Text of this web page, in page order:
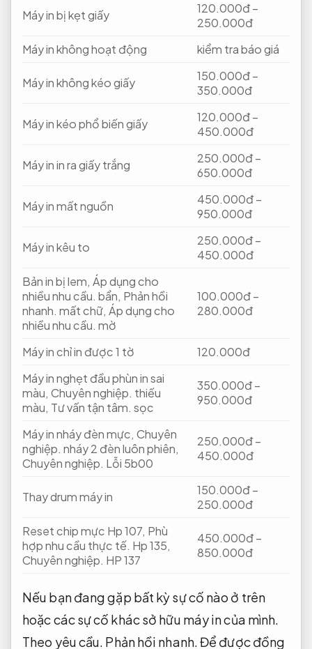
Máy in bị kẹt giấy
120.000đ –
250.000đ
Máy in không hoạt động
kiểm tra báo giá
Máy in không kéo giấy
150.000đ –
350.000đ
Máy in kéo phổ biến giấy
120.000đ –
450.000đ
Máy in in ra giấy trắng
250.000đ –
650.000đ
Máy in mất nguồn
450.000đ –
950.000đ
Máy in kêu to
250.000đ –
450.000đ
Bản in bị lem, Áp dụng cho
nhiều nhu cầu. bẩn, Phản hồi
nhanh. mất chữ, Áp dụng cho
nhiều nhu cầu. mờ
100.000đ –
280.000đ
Máy in chỉ in được 1 tờ
120.000đ
Máy in nghẹt đầu phùn in sai
màu, Chuyên nghiệp. thiếu
màu, Tư vấn tận tâm. sọc
350.000đ –
950.000đ
Máy in nháy đèn mực, Chuyên
nghiệp. nháy 2 đèn luôn phiên,
Chuyên nghiệp. Lỗi 5b00
250.000đ –
450.000đ
Thay drum máy in
150.000đ –
250.000đ
Reset chip mực Hp 107, Phù
hợp nhu cầu thực tế. Hp 135,
Chuyên nghiệp. HP 137
450.000đ –
850.000đ
Nếu bạn đang gặp bất kỳ sự cố nào ở trên
hoặc các sự cố khác sở hữu máy in của mình.
Theo yêu cầu. Phản hồi nhanh.Để được đồng